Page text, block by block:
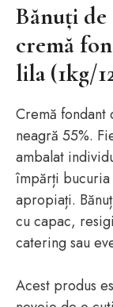
Bănuți de
cremă
lila (1kg/
Cremă
neagră 55%.
ambalat
împărți
apropiați.
cu capac,
catering sau
Acest produs